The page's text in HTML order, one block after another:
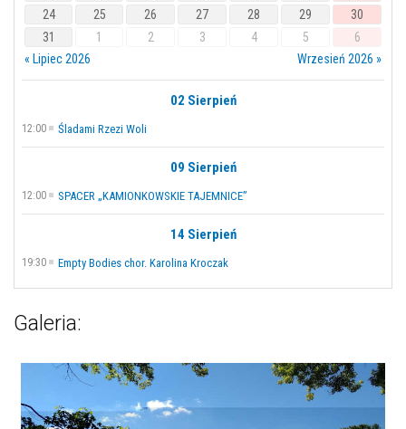
24
25 26 27 28 29
30
31
1 2 3 4 5
6
« Lipiec 2026
Wrzesień 2026 »
02 Sierpień
12:00 Śladami Rzezi Woli
09 Sierpień
12:00 SPACER „KAMIONKOWSKIE TAJEMNICE”
14 Sierpień
19:30 Empty Bodies chor. Karolina Kroczak
Galeria: